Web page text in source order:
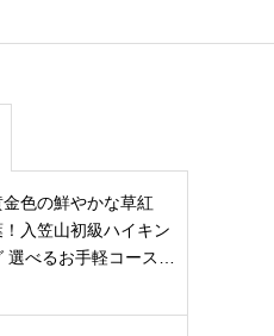
金色の鮮やかな草紅
！入笠山初級ハイキン
選べるお手軽コース…